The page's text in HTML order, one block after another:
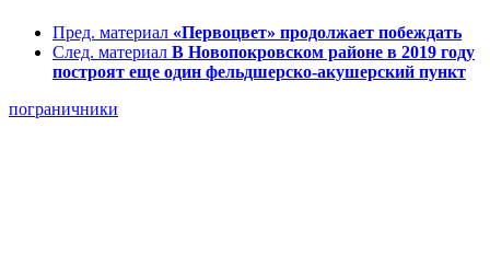
Пред. материал «Первоцвет» продолжает побеждать
След. материал В Новопокровском районе в 2019 году
построят еще один фельдшерско-акушерский пункт
пограничники